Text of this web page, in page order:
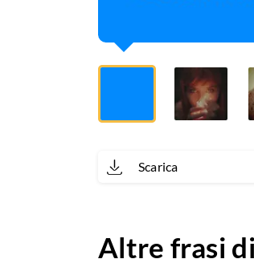
Scarica
Altre frasi di